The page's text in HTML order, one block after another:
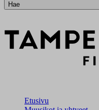
Hae
Etusivu